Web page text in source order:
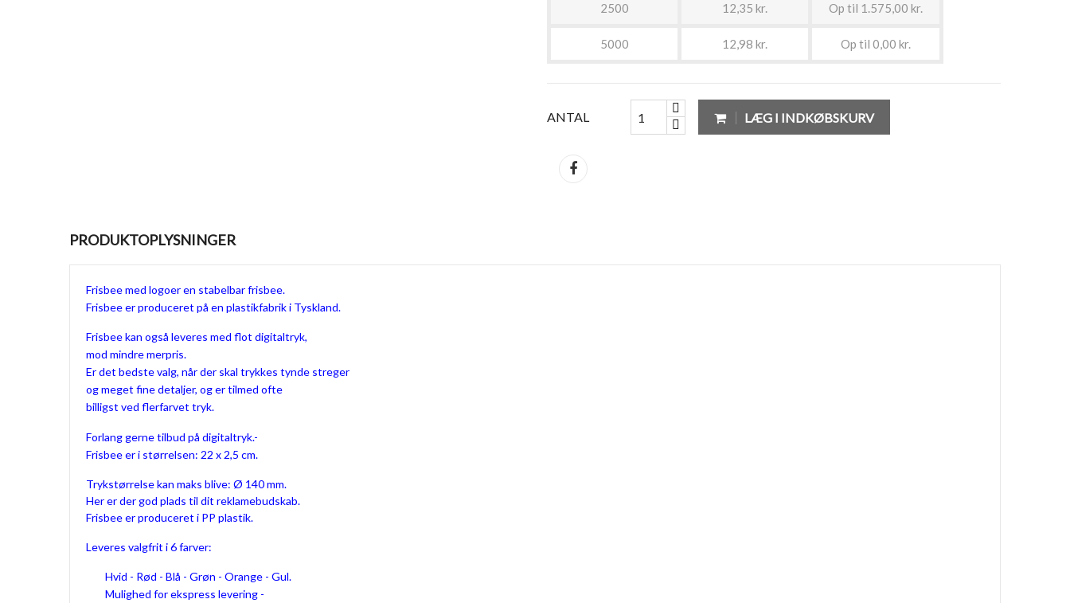
2500 12,35 kr. Op til 1.575,00 kr.
5000 12,98 kr. Op til 0,00 kr.
ANTAL LÆG I INDKØBSKURV
PRODUKTOPLYSNINGER
Frisbee med logoer en stabelbar frisbee.
Frisbee er produceret på en plastikfabrik i Tyskland.
Frisbee kan også leveres med flot digitaltryk,
mod mindre merpris.
Er det bedste valg, når der skal trykkes tynde streger
og meget fine detaljer, og er tilmed ofte
billigst ved flerfarvet tryk.
Forlang gerne tilbud på digitaltryk.-
Frisbee er i størrelsen: 22 x 2,5 cm.
Trykstørrelse kan maks blive: Ø 140 mm.
Her er der god plads til dit reklamebudskab.
Frisbee er produceret i PP plastik.
Leveres valgfrit i 6 farver:
Hvid - Rød - Blå - Grøn - Orange - Gul.
Mulighed for ekspress levering -